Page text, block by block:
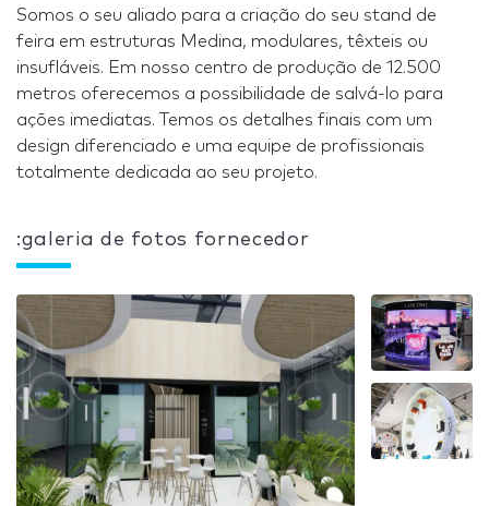
Somos o seu aliado para a criação do seu stand de
feira em estruturas Medina, modulares, têxteis ou
insufláveis. Em nosso centro de produção de 12.500
metros oferecemos a possibilidade de salvá-lo para
ações imediatas. Temos os detalhes finais com um
design diferenciado e uma equipe de profissionais
totalmente dedicada ao seu projeto.
:galeria de fotos fornecedor